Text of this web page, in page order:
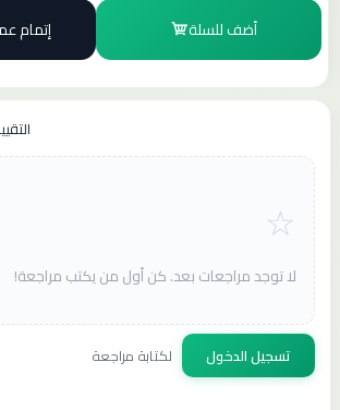
أضف للسلة إتمام
لا توجد مراجعات بعد. كن أول من يكتب مراجعة!
تسجيل الدخول لكتابة مراجعة